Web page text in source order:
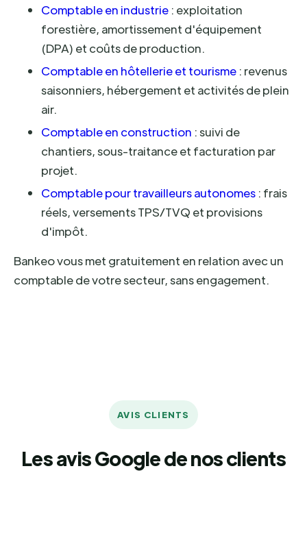
Comptable en industrie : exploitation
forestière, amortissement d'équipement
(DPA) et coûts de production.
Comptable en hôtellerie et tourisme : revenus
saisonniers, hébergement et activités de plein
air.
Comptable en construction : suivi de
chantiers, sous-traitance et facturation par
projet.
Comptable pour travailleurs autonomes : frais
réels, versements TPS/TVQ et provisions
d'impôt.
Bankeo vous met gratuitement en relation avec un
comptable de votre secteur, sans engagement.
AVIS CLIENTS
Les avis Google de nos clients